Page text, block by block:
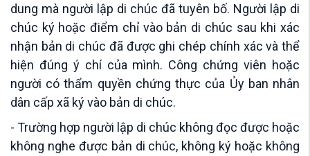
dung mà người lập di chúc đã tuyên bố. Người lập di
chúc ký hoặc điểm chỉ vào bản di chúc sau khi xác
nhận bản di chúc đã được ghi chép chính xác và thể
hiện đúng ý chí của mình. Công chứng viên hoặc
người có thẩm quyền chứng thực của Ủy ban nhân
dân cấp xã ký vào bản di chúc.
- Trường hợp người lập di chúc không đọc được hoặc
không nghe được bản di chúc, không ký hoặc không